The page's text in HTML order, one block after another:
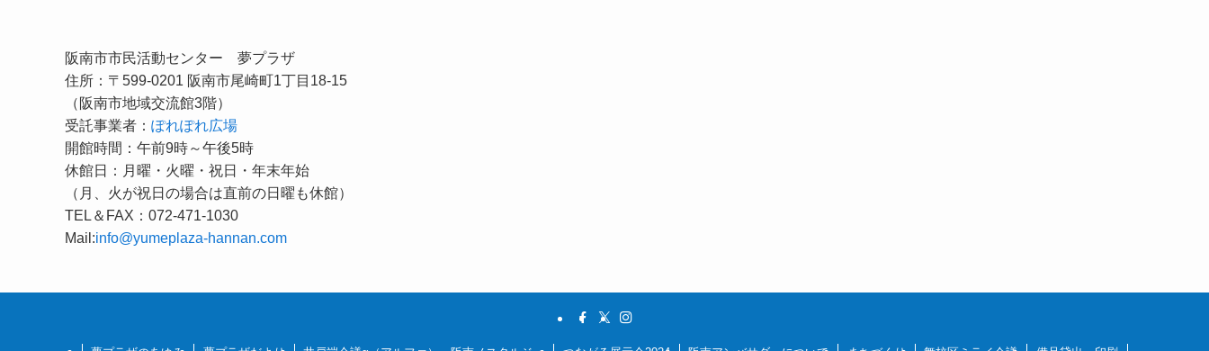
阪南市市民活動センター 夢プラザ
住所：〒599-0201 阪南市尾崎町1丁目18-15
（阪南市地域交流館3階）
受託事業者： ぽれぽれ広場
開館時間：午前9時～午後5時
休館日：月曜・火曜・祝日・年末年始
（月、火が祝日の場合は直前の日曜も休館）
TEL＆FAX：072-471-1030
Mail:info@yumeplaza-hannan.com